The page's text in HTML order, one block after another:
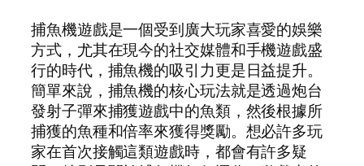
捕魚機遊戲是一個受到廣大玩家喜愛的娛樂
方式，尤其在現今的社交媒體和手機遊戲盛
行的時代，捕魚機的吸引力更是日益提升。
簡單來說，捕魚機的核心玩法就是透過炮台
發射子彈來捕獲遊戲中的魚類，然後根據所
捕獲的魚種和倍率來獲得獎勵。想必許多玩
家在首次接觸這類遊戲時，都會有許多疑